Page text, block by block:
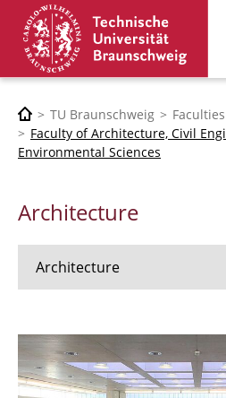
TU Braunschweig
Faculties
Faculty of Architecture, Civil
Environmental Sciences
Architecture
Architecture
Admission procedure 2024